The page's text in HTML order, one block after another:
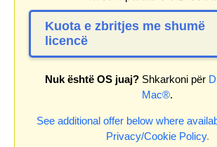
Kuota e zbritjes me shumë
licencë
Nuk është OS juaj? Shkarkoni për
Mac®.
See additional offer below where
Privacy/Cookie Policy.